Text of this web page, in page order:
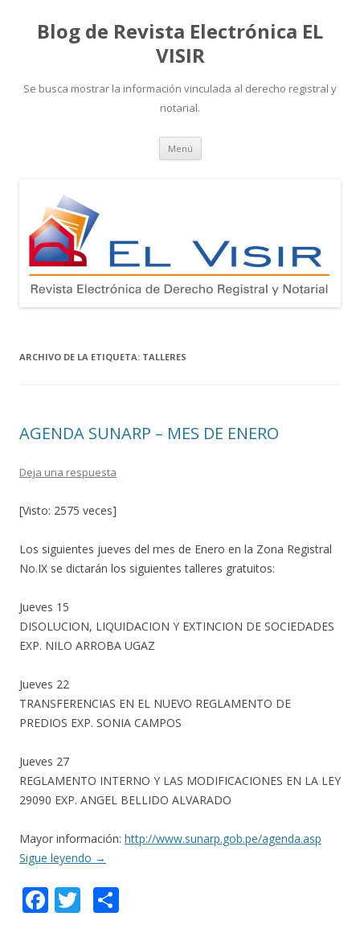
Blog de Revista Electrónica EL
VISIR
Se busca mostrar la información vinculada al derecho registral y
notarial.
Menú Ir
contenido
ARCHIVO DE LA ETIQUETA: TALLERES
AGENDA SUNARP – MES DE ENERO
Deja una respuesta
[Visto: 2575 veces]
Los siguientes jueves del mes de Enero en la Zona Registral
No.IX se dictarán los siguientes talleres gratuitos:
Jueves 15
DISOLUCION, LIQUIDACION Y EXTINCION DE SOCIEDADES
EXP. NILO ARROBA UGAZ
Jueves 22
TRANSFERENCIAS EN EL NUEVO REGLAMENTO DE
PREDIOS EXP. SONIA CAMPOS
Jueves 27
REGLAMENTO INTERNO Y LAS MODIFICACIONES EN LA LEY
29090 EXP. ANGEL BELLIDO ALVARADO
Mayor información: http://www.sunarp.gob.pe/agenda.asp
Sigue leyendo →
F T